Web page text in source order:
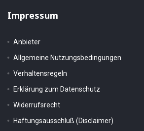
Impressum
Anbieter
Allgemeine Nutzungsbedingungen
Verhaltensregeln
Erklärung zum Datenschutz
Widerrufsrecht
Haftungsausschluß (Disclaimer)